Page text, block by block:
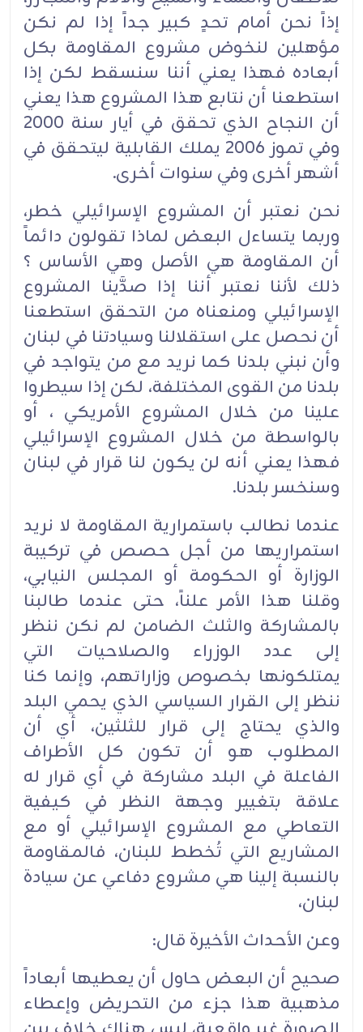
إذاً نحن أمام تحدٍ كبير جداً إذا لم نكن
مؤهلين لنخوض مشروع المقاومة بكل
أبعاده فهذا يعني أننا سنسقط لكن إذا
استطعنا أن نتابع هذا المشروع هذا يعني
أن النجاح الذي تحقق في أيار سنة 2000
وفي تموز 2006 يملك القابلية ليتحقق في
أشهر أخرى وفي سنوات أخرى.
نحن نعتبر أن المشروع الإسرائيلي خطر،
وربما يتساءل البعض لماذا تقولون دائماً
أن المقاومة هي الأصل وهي الأساس ؟
ذلك لأننا نعتبر أننا إذا صدَّينا المشروع
الإسرائيلي ومنعناه من التحقق استطعنا
أن نحصل على استقلالنا وسيادتنا في لبنان
وأن نبني بلدنا كما نريد مع من يتواجد في
بلدنا من القوى المختلفة، لكن إذا سيطروا
علينا من خلال المشروع الأمريكي ، أو
بالواسطة من خلال المشروع الإسرائيلي
فهذا يعني أنه لن يكون لنا قرار في لبنان
وسنخسر بلدنا.
عندما نطالب باستمرارية المقاومة لا نريد
استمراريها من أجل حصص في تركيبة
الوزارة أو الحكومة أو المجلس النيابي،
وقلنا هذا الأمر علناً، حتى عندما طالبنا
بالمشاركة والثلث الضامن لم نكن ننظر
إلى عدد الوزراء والصلاحيات التي
يمتلكونها بخصوص وزاراتهم، وإنما كنا
ننظر إلى القرار السياسي الذي يحمي البلد
والذي يحتاج إلى قرار للثلثين، أي أن
المطلوب هو أن تكون كل الأطراف
الفاعلة في البلد مشاركة في أي قرار له
علاقة بتغيير وجهة النظر في كيفية
التعاطي مع المشروع الإسرائيلي أو مع
المشاريع التي تُخطط للبنان، فالمقاومة
بالنسبة إلينا هي مشروع دفاعي عن سيادة
لبنان،
وعن الأحداث الأخيرة قال:
صحيح أن البعض حاول أن يعطيها أبعاداً
مذهبية هذا جزء من التحريض وإعطاء